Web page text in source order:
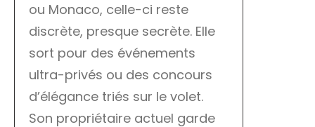
ou Monaco, celle-ci reste
discrète, presque secrète. Elle
sort pour des événements
ultra-privés ou des concours
d’élégance triés sur le volet.
Son propriétaire actuel garde